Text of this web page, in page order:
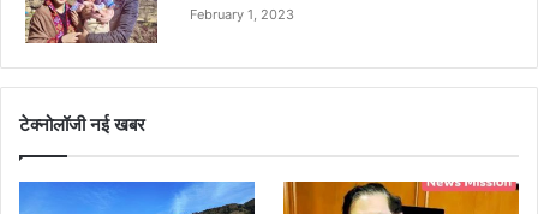
February 1, 2023
टेक्नोलॉजी नई खबर